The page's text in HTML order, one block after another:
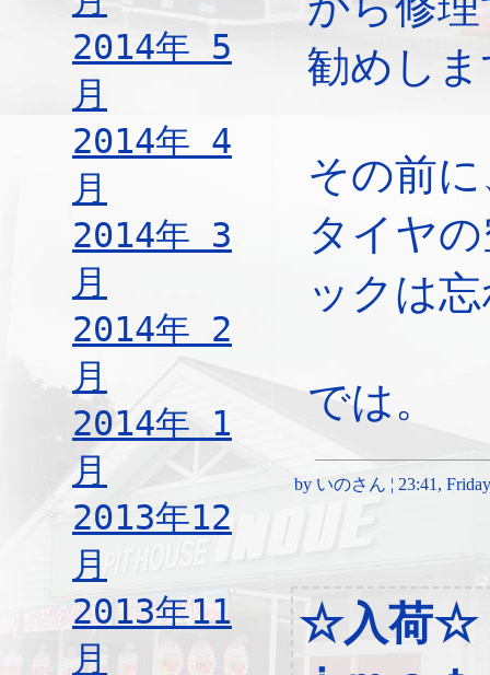
2014年 5
月
2014年 4
月
2014年 3
月
2014年 2
月
2014年 1
月
2013年12
月
2013年11
月
勧めし
その前
タイヤ
ックは
では。
by いのさん ¦ 23:41,
☆入荷☆